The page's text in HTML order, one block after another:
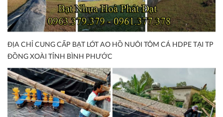
ĐỊA CHỈ CUNG CẤP BẠT LÓT AO HỒ NUÔI TÔM CÁ HDPE TẠI TP
ĐỒNG XOÀI TỈNH BÌNH PHƯỚC